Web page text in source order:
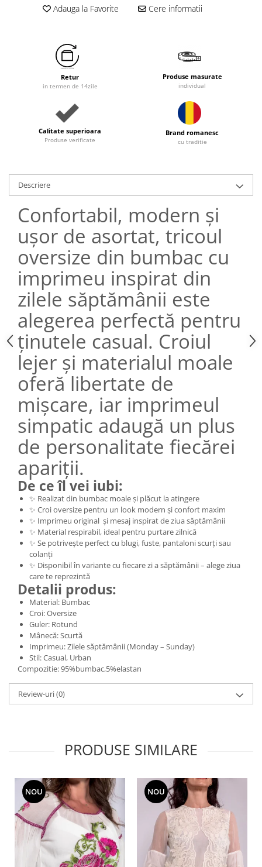
Adauga la Favorite Cere informatii
Retur
in termen de 14zile
Produse masurate
individual
Calitate superioara
Produse verificate
Brand romanesc
cu traditie
Descriere
Confortabil, modern și
ușor de asortat, tricoul
oversize din bumbac cu
imprimeu inspirat din
zilele săptămânii este
alegerea perfectă pentru
ținutele casual. Croiul
lejer și materialul moale
oferă libertate de
mișcare, iar imprimeul
simpatic adaugă un plus
de personalitate fiecărei
apariții.
De ce îl vei iubi:
✨ Realizat din bumbac moale și plăcut la atingere
✨ Croi oversize pentru un look modern și confort maxim
✨ Imprimeu original și mesaj inspirat de ziua săptămânii
✨ Material respirabil, ideal pentru purtare zilnică
✨ Se potrivește perfect cu blugi, fuste, pantaloni scurți sau
colanți
✨ Disponibil în variante cu fiecare zi a săptămânii – alege ziua
care te reprezintă
Detalii produs:
Material: Bumbac
Croi: Oversize
Guler: Rotund
Mânecă: Scurtă
Imprimeu: Zilele săptămânii (Monday – Sunday)
Stil: Casual, Urban
Compozitie: 95%bumbac,5%elastan
Review-uri(0)
PRODUSE SIMILARE
NOU NOU